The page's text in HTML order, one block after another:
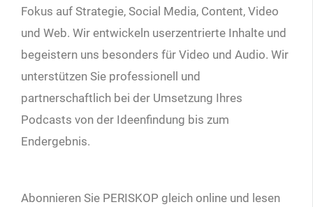
Fokus auf Strategie, Social Media, Content, Video
und Web. Wir entwickeln userzentrierte Inhalte und
begeistern uns besonders für Video und Audio. Wir
unterstützen Sie professionell und
partnerschaftlich bei der Umsetzung Ihres
Podcasts von der Ideenfindung bis zum
Endergebnis.
Abonnieren Sie PERISKOP gleich online und lesen